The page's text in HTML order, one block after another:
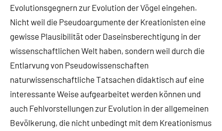
Evolutionsgegnern zur Evolution der Vögel eingehen.
Nicht weil die Pseudoargumente der Kreationisten eine
gewisse Plausibilität oder Daseinsberechtigung in der
wissenschaftlichen Welt haben, sondern weil durch die
Entlarvung von Pseudowissenschaften
naturwissenschaftliche Tatsachen didaktisch auf eine
interessante Weise aufgearbeitet werden können und
auch Fehlvorstellungen zur Evolution in der allgemeinen
Bevölkerung, die nicht unbedingt mit dem Kreationismus